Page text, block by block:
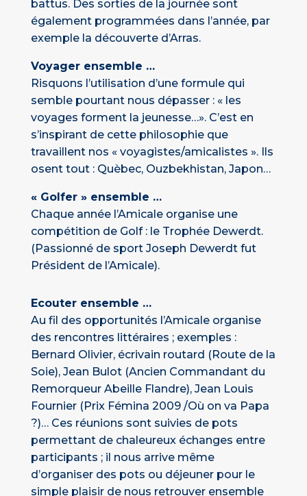
battus. Des sorties de la journée sont
également programmées dans l’année, par
exemple la découverte d’Arras.
Voyager ensemble …
Risquons l’utilisation d’une formule qui
semble pourtant nous dépasser : « les
voyages forment la jeunesse…». C’est en
s’inspirant de cette philosophie que
travaillent nos « voyagistes/amicalistes ». Ils
osent tout : Quèbec, Ouzbekhistan, Japon…
« Golfer » ensemble …
Chaque année l’Amicale organise une
compétition de Golf : le Trophée Dewerdt.
(Passionné de sport Joseph Dewerdt fut
Président de l’Amicale).
Ecouter ensemble …
Au fil des opportunités l’Amicale organise
des rencontres littéraires ; exemples :
Bernard Olivier, écrivain routard (Route de la
Soie), Jean Bulot (Ancien Commandant du
Remorqueur Abeille Flandre), Jean Louis
Fournier (Prix Fémina 2009 /Où on va Papa
?)… Ces réunions sont suivies de pots
permettant de chaleureux échanges entre
participants ; il nous arrive même
d’organiser des pots ou déjeuner pour le
simple plaisir de nous retrouver ensemble